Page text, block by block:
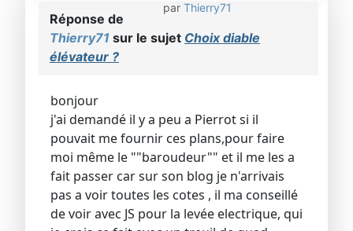
par Thierry71
Réponse de
Thierry71 sur le sujet Choix diable
élévateur ?
bonjour
j'ai demandé il y a peu a Pierrot si il
pouvait me fournir ces plans,pour faire
moi même le ""baroudeur"" et il me les a
fait passer car sur son blog je n'arrivais
pas a voir toutes les cotes , il ma conseillé
de voir avec JS pour la levée electrique, qui